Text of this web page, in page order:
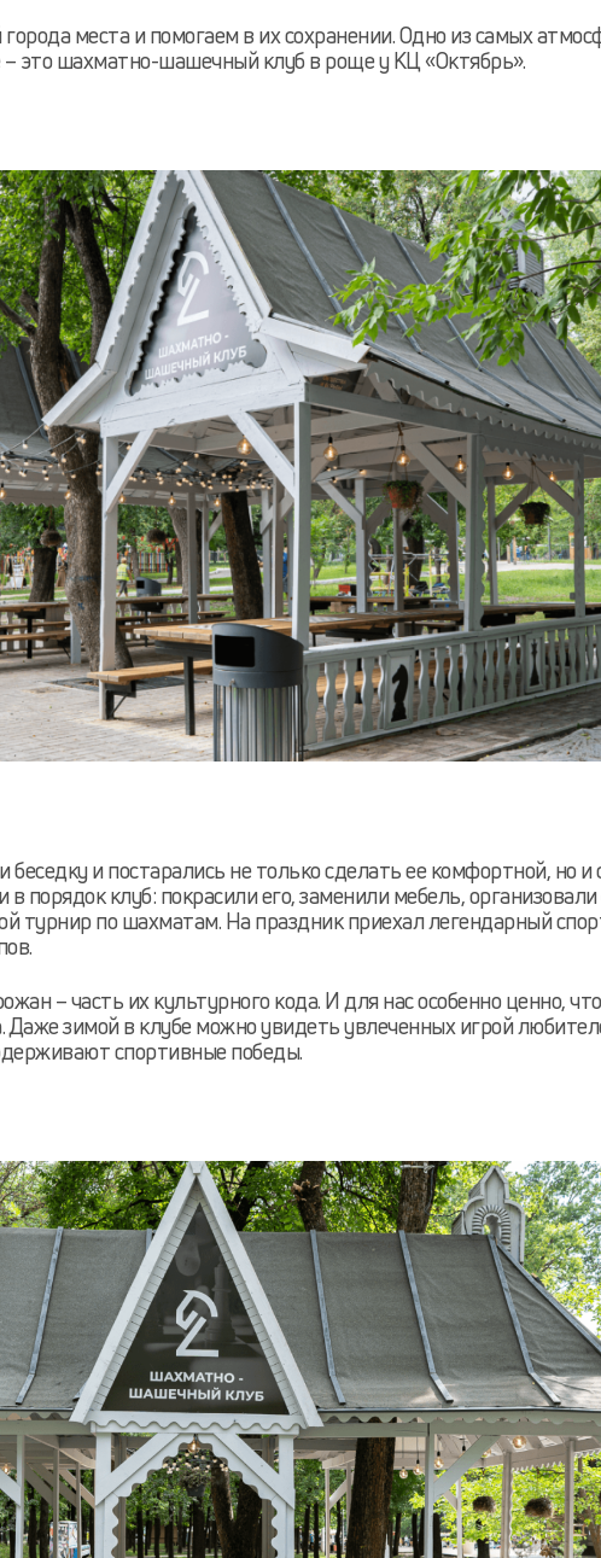
места и помогаем в их сохранении. Одно из самых
это шахматно-шашечный клуб в роще у КЦ «Октябрь».
и постарались не только сделать ее комфортной, но и
порядок клуб: покрасили его, заменили мебель,
турнир по шахматам. На праздник приехал легендарный
– часть их культурного кода. И для нас особенно ценно,
Даже зимой в клубе можно увидеть увлеченных игрой
спортивные победы.